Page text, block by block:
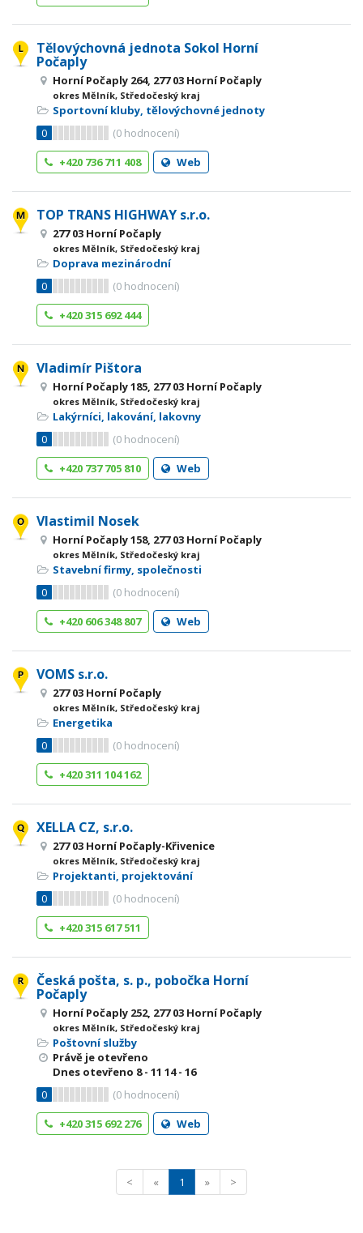
Tělovýchovná jednota Sokol Horní
Počaply
Horní Počaply 264, 277 03 Horní Počaply
okres Mělník, Středočeský kraj
Sportovní kluby, tělovýchovné jednoty
0
(0 hodnocení)
+420 736 711 408
Web
TOP TRANS HIGHWAY s.r.o.
277 03 Horní Počaply
okres Mělník, Středočeský kraj
Doprava mezinárodní
0
(0 hodnocení)
+420 315 692 444
Vladimír Pištora
Horní Počaply 185, 277 03 Horní Počaply
okres Mělník, Středočeský kraj
Lakýrníci, lakování, lakovny
0
(0 hodnocení)
+420 737 705 810
Web
Vlastimil Nosek
Horní Počaply 158, 277 03 Horní Počaply
okres Mělník, Středočeský kraj
Stavební firmy, společnosti
0
(0 hodnocení)
+420 606 348 807
Web
VOMS s.r.o.
277 03 Horní Počaply
okres Mělník, Středočeský kraj
Energetika
0
(0 hodnocení)
+420 311 104 162
XELLA CZ, s.r.o.
277 03 Horní Počaply-Křivenice
okres Mělník, Středočeský kraj
Projektanti, projektování
0
(0 hodnocení)
+420 315 617 511
Česká pošta, s. p., pobočka Horní
Počaply
Horní Počaply 252, 277 03 Horní Počaply
okres Mělník, Středočeský kraj
Poštovní služby
Právě je otevřeno
Dnes otevřeno 8 - 11 14 - 16
0
(0 hodnocení)
+420 315 692 276
Web
< « 1 » >